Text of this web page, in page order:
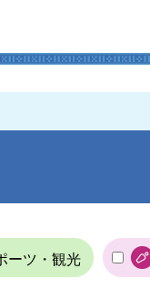
ーツ・観光